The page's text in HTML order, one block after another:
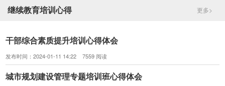
继续教育培训心得 更多>
干部综合素质提升培训心得体会
发布时间：2024-01-11 14:22 7559 阅读
城市规划建设管理专题培训班心得体会